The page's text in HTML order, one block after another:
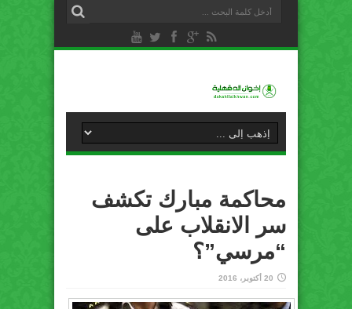
محاكمة مبارك تكشف
سر الانقلاب على
“مرسي”؟
20 أكتوبر، 2016